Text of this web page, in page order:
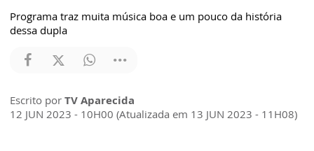
Programa traz muita música boa e um pouco da história
dessa dupla
Escrito por TV Aparecida
12 JUN 2023 - 10H00 (Atualizada em 13 JUN 2023 - 11H08)